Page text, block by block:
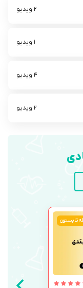
2 ویدیو
1 ویدیو
4 ویدیو
2 ویدیو
تابستون